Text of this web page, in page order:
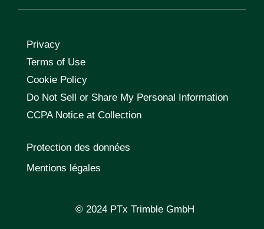
Privacy
Terms of Use
Cookie Policy
Do Not Sell or Share My Personal Information
CCPA Notice at Collection
Protection des données
Mentions légales
© 2024 PTx Trimble GmbH